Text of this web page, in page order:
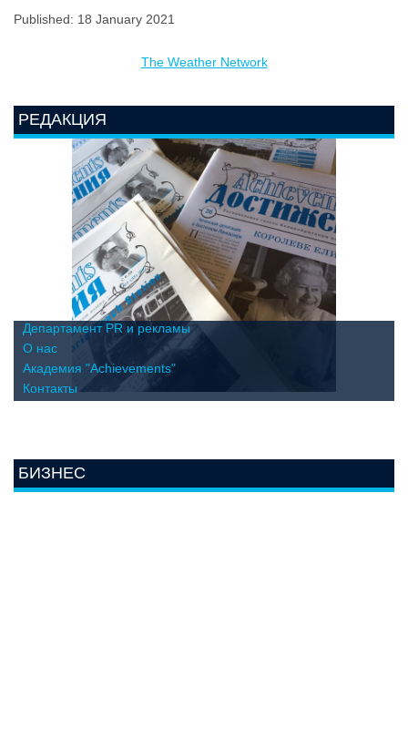
Published: 18 January 2021
The Weather Network
РЕДАКЦИЯ
Департамент PR и рекламы
О нас
Академия "Achievements"
Контакты
БИЗНЕС